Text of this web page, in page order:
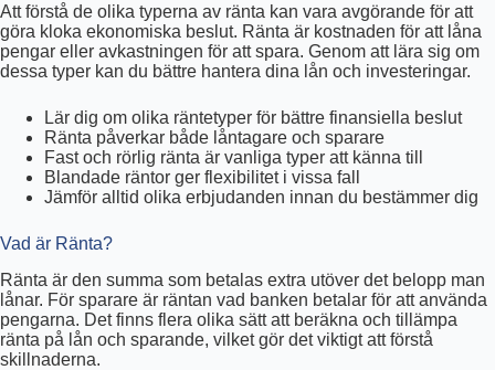
Att förstå de olika typerna av ränta kan vara avgörande för att
göra kloka ekonomiska beslut. Ränta är kostnaden för att låna
pengar eller avkastningen för att spara. Genom att lära sig om
dessa typer kan du bättre hantera dina lån och investeringar.
Lär dig om olika räntetyper för bättre finansiella beslut
Ränta påverkar både låntagare och sparare
Fast och rörlig ränta är vanliga typer att känna till
Blandade räntor ger flexibilitet i vissa fall
Jämför alltid olika erbjudanden innan du bestämmer dig
Vad är Ränta?
Ränta är den summa som betalas extra utöver det belopp man
lånar. För sparare är räntan vad banken betalar för att använda
pengarna. Det finns flera olika sätt att beräkna och tillämpa
ränta på lån och sparande, vilket gör det viktigt att förstå
skillnaderna.